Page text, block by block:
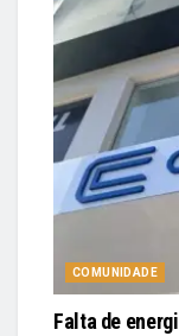
COMUNIDADE
Falta de